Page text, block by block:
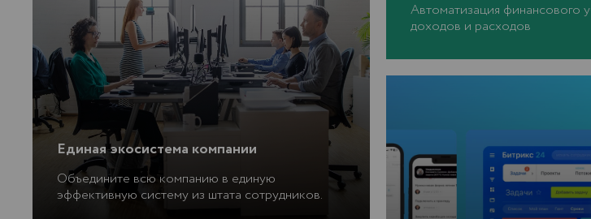
Единая экосистема компании
Объедините всю компанию в единую
эффективную систему из штата сотрудников.
Автоматизация финансового
доходов и расходов